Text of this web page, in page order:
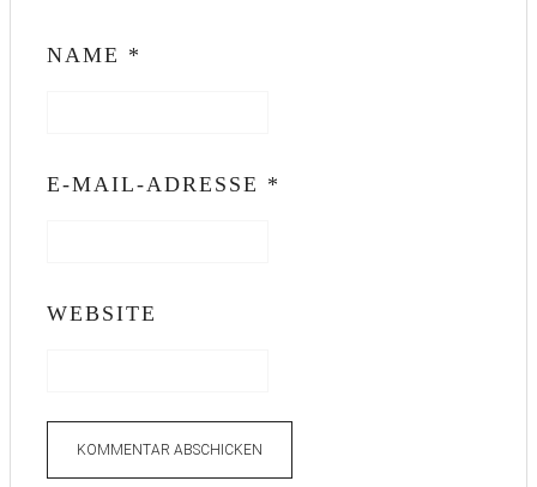
NAME *
E-MAIL-ADRESSE *
WEBSITE